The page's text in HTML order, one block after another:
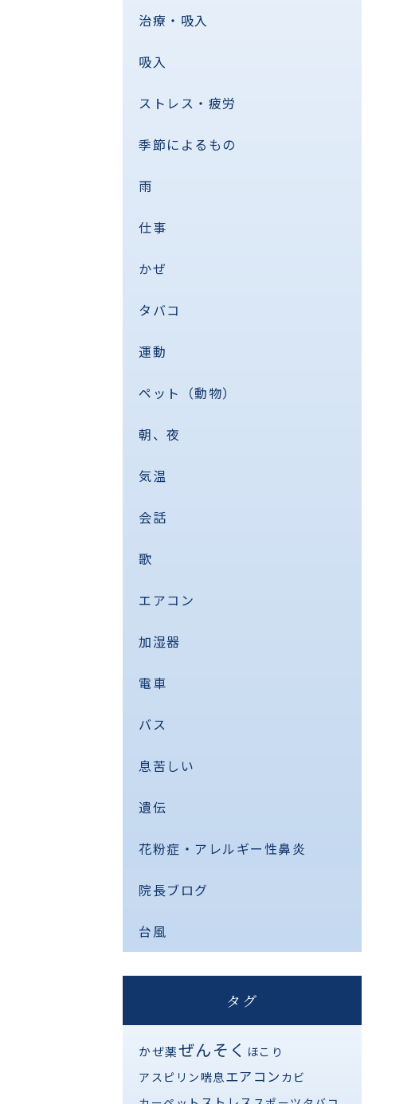
治療・吸入
吸入
ストレス・疲労
季節によるもの
雨
仕事
かぜ
タバコ
運動
ペット（動物）
朝、夜
気温
会話
歌
エアコン
加湿器
電車
バス
息苦しい
遺伝
花粉症・アレルギー性鼻炎
院長ブログ
台風
タグ
かぜ薬ぜんそく ほこり
アスピリン喘息エアコン カビ